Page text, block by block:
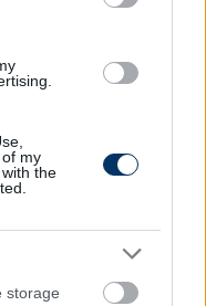
my
the
storage